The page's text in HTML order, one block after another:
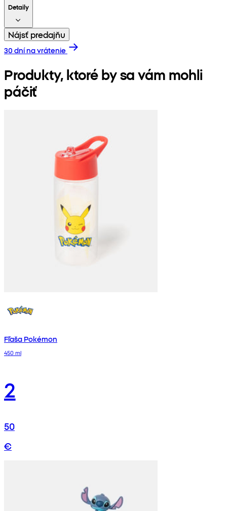
Detaily
Nájsť predajňu
30 dní na vrátenie
Produkty, ktoré by sa vám mohli
páčiť
Fľaša Pokémon
450 ml
2
50
€